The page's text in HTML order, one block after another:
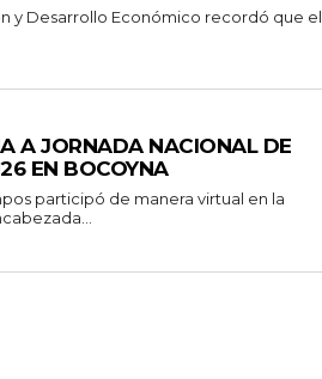
y Desarrollo Económico recordó que el
A JORNADA NACIONAL DE
EN BOCOYNA
participó de manera virtual en la